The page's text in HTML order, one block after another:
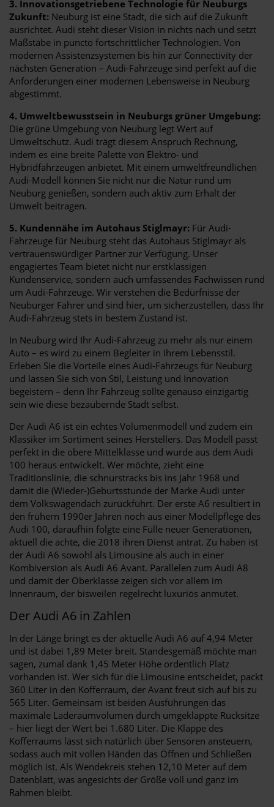
3. Innovationsgetriebene Technologie für Neuburgs
Zukunft: Neuburg ist eine Stadt, die sich auf die Zukunft
ausrichtet. Audi steht dieser Vision in nichts nach und setzt
Maßstäbe in puncto fortschrittlicher Technologien. Von
modernen Assistenzsystemen bis hin zur Connectivity der
nächsten Generation – Audi-Fahrzeuge sind perfekt auf die
Anforderungen einer modernen Lebensweise in Neuburg
abgestimmt.
4. Umweltbewusstsein in Neuburgs grüner Umgebung:
Die grüne Umgebung von Neuburg legt Wert auf
Umweltschutz. Audi trägt diesem Anspruch Rechnung,
indem es eine breite Palette von Elektro- und
Hybridfahrzeugen anbietet. Mit einem umweltfreundlichen
Audi-Modell können Sie nicht nur die Natur rund um
Neuburg genießen, sondern auch aktiv zum Erhalt der
Umwelt beitragen.
5. Kundennähe im Autohaus Stiglmayr: Für Audi-
Fahrzeuge für Neuburg steht das Autohaus Stiglmayr als
vertrauenswürdiger Partner zur Verfügung. Unser
engagiertes Team bietet nicht nur erstklassigen
Kundenservice, sondern auch umfassendes Fachwissen rund
um Audi-Fahrzeuge. Wir verstehen die Bedürfnisse der
Neuburger Fahrer und sind hier, um sicherzustellen, dass Ihr
Audi-Fahrzeug stets in bestem Zustand ist.
In Neuburg wird Ihr Audi-Fahrzeug zu mehr als nur einem
Auto – es wird zu einem Begleiter in Ihrem Lebensstil.
Erleben Sie die Vorteile eines Audi-Fahrzeugs für Neuburg
und lassen Sie sich von Stil, Leistung und Innovation
begeistern – denn Ihr Fahrzeug sollte genauso einzigartig
sein wie diese bezaubernde Stadt selbst.
Der Audi A6 ist ein echtes Volumenmodell und zudem ein
Klassiker im Sortiment seines Herstellers. Das Modell passt
perfekt in die obere Mittelklasse und wurde aus dem Audi
100 heraus entwickelt. Wer möchte, zieht eine
Traditionslinie, die schnurstracks bis ins Jahr 1968 und
damit die (Wieder-)Geburtsstunde der Marke Audi unter
dem Volkswagendach zurückführt. Der erste A6 resultiert in
den frühern 1990er Jahren noch aus einer Modellpflege des
Audi 100, daraufhin folgte eine Fülle neuer Generationen,
aktuell die achte, die 2018 ihren Dienst antrat. Zu haben ist
der Audi A6 sowohl als Limousine als auch in einer
Kombiversion als Audi A6 Avant. Parallelen zum Audi A8
und damit der Oberklasse zeigen sich vor allem im
Innenraum, der bisweilen regelrecht luxuriös anmutet.
Der Audi A6 in Zahlen
In der Länge bringt es der aktuelle Audi A6 auf 4,94 Meter
und ist dabei 1,89 Meter breit. Standesgemäß möchte man
sagen, zumal dank 1,45 Meter Höhe ordentlich Platz
vorhanden ist. Wer sich für die Limousine entscheidet, packt
360 Liter in den Kofferraum, der Avant freut sich auf bis zu
565 Liter. Gemeinsam ist beiden Ausführungen das
maximale Laderaumvolumen durch umgeklappte Rücksitze
– hier liegt der Wert bei 1.680 Liter. Die Klappe des
Kofferraums lässt sich natürlich über Sensoren ansteuern,
sodass auch mit vollen Händen das Öffnen und Schließen
möglich ist. Als Wendekreis stehen 12,10 Meter auf dem
Datenblatt, was angesichts der Größe voll und ganz im
Rahmen bleibt.